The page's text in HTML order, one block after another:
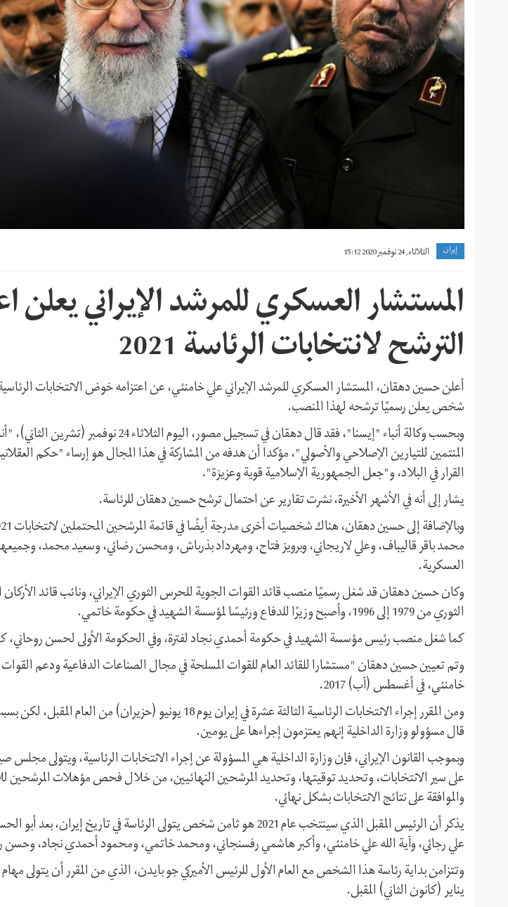
إيران الثلاثاء, 24 نوفمبر 2020 15:12
المستشار العسكري للمرشد الإيراني يعلن
الترشح لانتخابات الرئاسة 2021
شخص يعلن رسميًا ترشحه لهذا المنصب.
وبحسب وكالة أنباء "إيسنا"، فقد قال دهقان في تسجيل مصور، اليوم
المنتمين للتيارين الإصلاحي والأصولي"، مؤكدا أن هدفه من المشاركة في هذا المجال هو إرساء "حكم
القرار في البلاد، و"جعل الجمهورية الإسلامية قوية وعزيزة".
يشار إلى أنه في الأشهر الأخيرة، نشرت تقارير عن احتمال ترشح حسين دهقان للرئاسة.
محمد باقر قاليباف، وعلي لاريجاني، وبرويز فتاح، ومهرداد بذرباش، ومحسن رضائي، وسعيد محمد،
العسكرية.
وكان حسين دهقان قد شغل رسميًا منصب قائد القوات الجوية للحرس الثوري الإيراني، ونائب قائد
الثوري من 1979 إلى 1996، وأصبح وزيرًا للدفاع ورئيسًا لمؤسسة الشهيد في حكومة خاتمي.
كما شغل منصب رئيس مؤسسة الشهيد في حكومة أحمدي نجاد لفترة، وفي الحكومة الأولى لحسن روحاني،
وتم تعيين حسين دهقان "مستشارا للقائد العام للقوات المسلحة في مجال الصناعات الدفاعية ودعم
خامنئي، في أغسطس (آب) 2017.
ومن المقرر إجراء الانتخابات الرئاسية الثالثة عشرة في إيران يوم 18 يونيو (حزيران)
قال مسؤولو وزارة الداخلية إنهم يعتزمون إجراءها على يومين.
وبموجب القانون الإيراني، فإن وزارة الداخلية هي المسؤولة عن إجراء الانتخابات الرئاسية، ويتولى مجلس
على سير الانتخابات، وتحديد توقيتها، وتحديد المرشحين النهائيين، من خلال فحص مؤهلات المرشحين
والموافقة على نتائج الانتخابات بشكل نهائي.
يذكر أن الرئيس المقبل الذي سينتخب عام 2021 هو ثامن شخص يتولى الرئاسة في تاريخ
علي رجائي، وآية الله علي خامنئي، وأكبر هاشمي رفسنجاني، ومحمد خاتمي، ومحمود أحمدي نجاد، وحسن
يناير (كانون الثاني) المقبل.